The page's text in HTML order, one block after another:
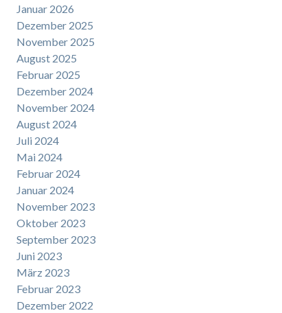
Januar 2026
Dezember 2025
November 2025
August 2025
Februar 2025
Dezember 2024
November 2024
August 2024
Juli 2024
Mai 2024
Februar 2024
Januar 2024
November 2023
Oktober 2023
September 2023
Juni 2023
März 2023
Februar 2023
Dezember 2022